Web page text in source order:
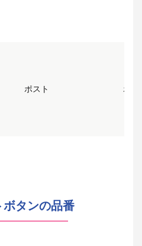
ポスト ホソ
ボタンの品番